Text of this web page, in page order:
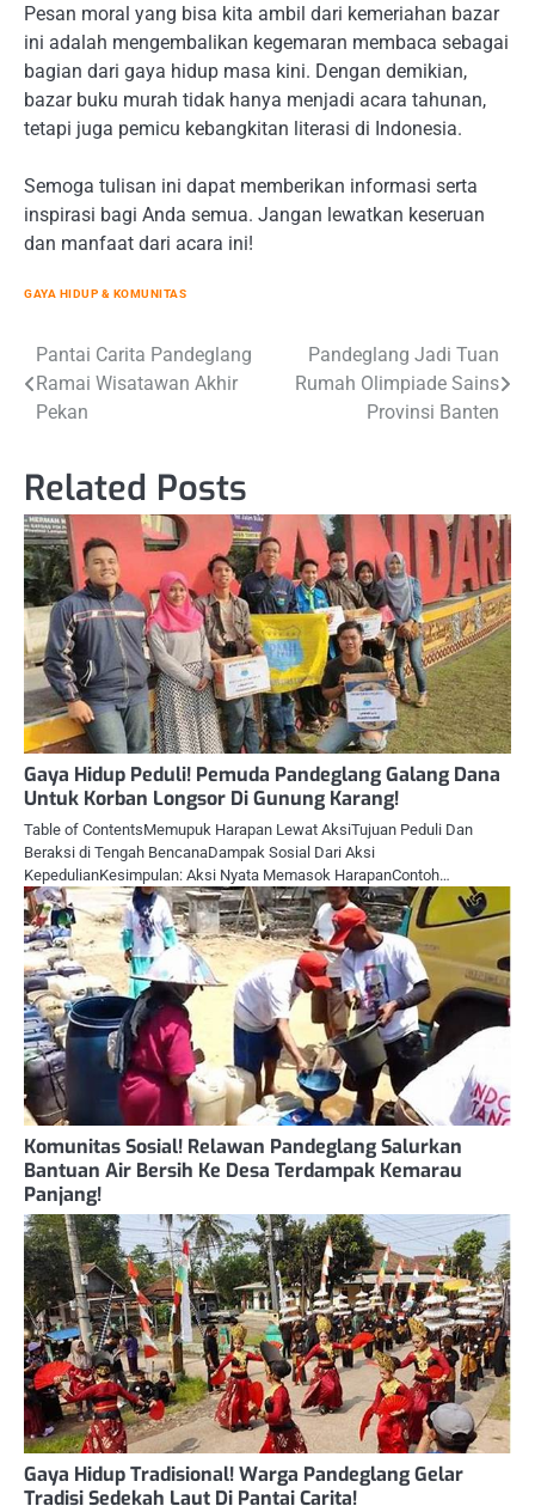
Pesan moral yang bisa kita ambil dari kemeriahan bazar
ini adalah mengembalikan kegemaran membaca sebagai
bagian dari gaya hidup masa kini. Dengan demikian,
bazar buku murah tidak hanya menjadi acara tahunan,
tetapi juga pemicu kebangkitan literasi di Indonesia.
Semoga tulisan ini dapat memberikan informasi serta
inspirasi bagi Anda semua. Jangan lewatkan keseruan
dan manfaat dari acara ini!
GAYA HIDUP & KOMUNITAS
Post
navigation
Pantai Carita Pandeglang
Ramai Wisatawan Akhir
Pekan
Pandeglang Jadi Tuan
Rumah Olimpiade Sains
Provinsi Banten
Related Posts
Gaya Hidup Peduli! Pemuda Pandeglang Galang Dana
Untuk Korban Longsor Di Gunung Karang!
Table of ContentsMemupuk Harapan Lewat AksiTujuan Peduli Dan
Beraksi di Tengah BencanaDampak Sosial Dari Aksi
KepedulianKesimpulan: Aksi Nyata Memasok HarapanContoh…
Komunitas Sosial! Relawan Pandeglang Salurkan
Bantuan Air Bersih Ke Desa Terdampak Kemarau
Panjang!
Gaya Hidup Tradisional! Warga Pandeglang Gelar
Tradisi Sedekah Laut Di Pantai Carita!